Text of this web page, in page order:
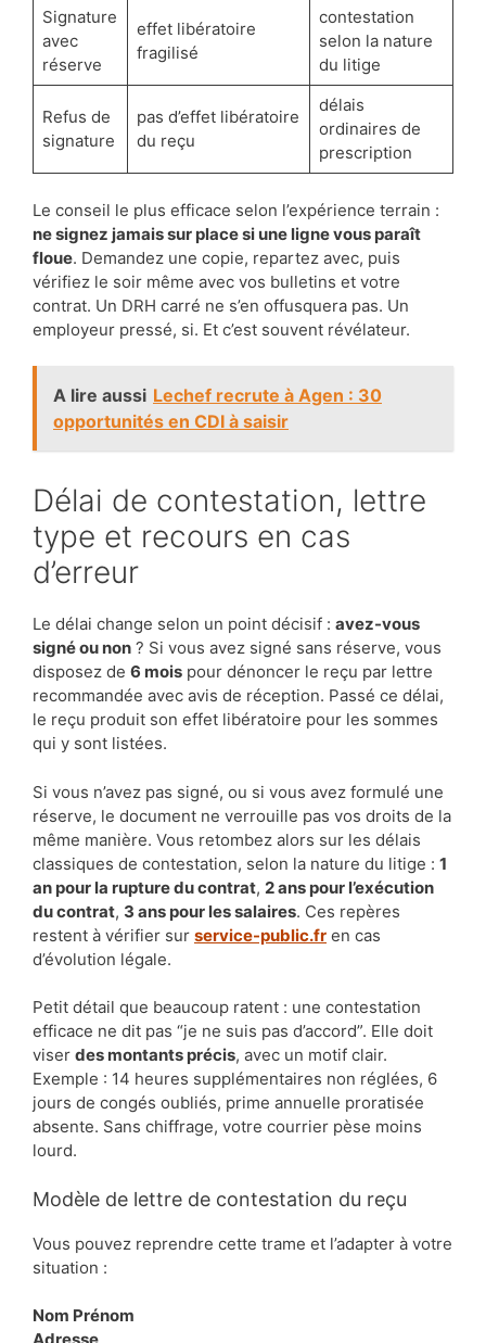
Signature
avec
réserve
effet libératoire
fragilisé
contestation
selon la nature
du litige
Refus de
signature
pas d’effet libératoire
du reçu
délais
ordinaires de
prescription
Le conseil le plus efficace selon l’expérience terrain :
ne signez jamais sur place si une ligne vous paraît
floue. Demandez une copie, repartez avec, puis
vérifiez le soir même avec vos bulletins et votre
contrat. Un DRH carré ne s’en offusquera pas. Un
employeur pressé, si. Et c’est souvent révélateur.
A lire aussi Lechef recrute à Agen : 30
opportunités en CDI à saisir
Délai de contestation, lettre
type et recours en cas
d’erreur
Le délai change selon un point décisif : avez-vous
signé ou non ? Si vous avez signé sans réserve, vous
disposez de 6 mois pour dénoncer le reçu par lettre
recommandée avec avis de réception. Passé ce délai,
le reçu produit son effet libératoire pour les sommes
qui y sont listées.
Si vous n’avez pas signé, ou si vous avez formulé une
réserve, le document ne verrouille pas vos droits de la
même manière. Vous retombez alors sur les délais
classiques de contestation, selon la nature du litige : 1
an pour la rupture du contrat, 2 ans pour l’exécution
du contrat, 3 ans pour les salaires. Ces repères
restent à vérifier sur service-public.fr en cas
d’évolution légale.
Petit détail que beaucoup ratent : une contestation
efficace ne dit pas “je ne suis pas d’accord”. Elle doit
viser des montants précis, avec un motif clair.
Exemple : 14 heures supplémentaires non réglées, 6
jours de congés oubliés, prime annuelle proratisée
absente. Sans chiffrage, votre courrier pèse moins
lourd.
Modèle de lettre de contestation du reçu
Vous pouvez reprendre cette trame et l’adapter à votre
situation :
Nom Prénom